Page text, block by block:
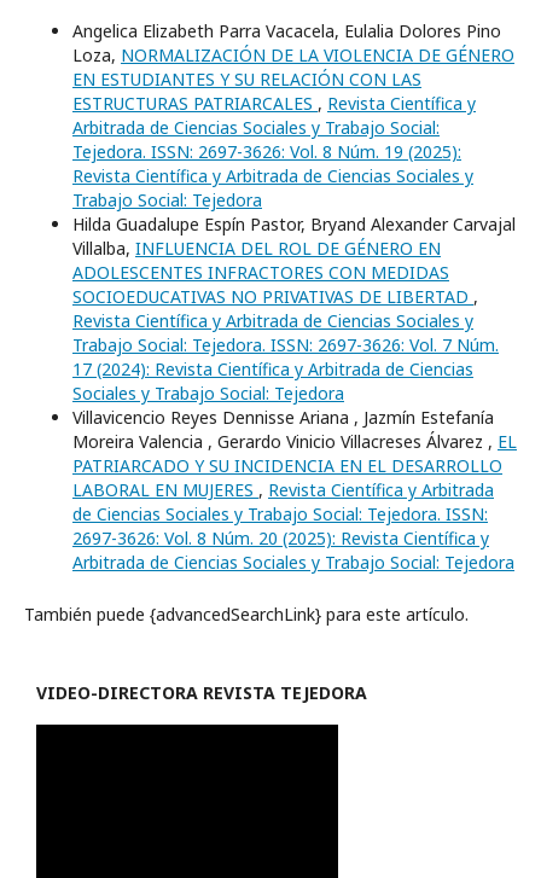
Angelica Elizabeth Parra Vacacela, Eulalia Dolores Pino
Loza, NORMALIZACIÓN DE LA VIOLENCIA DE GÉNERO
EN ESTUDIANTES Y SU RELACIÓN CON LAS
ESTRUCTURAS PATRIARCALES , Revista Científica y
Arbitrada de Ciencias Sociales y Trabajo Social:
Tejedora. ISSN: 2697-3626: Vol. 8 Núm. 19 (2025):
Revista Científica y Arbitrada de Ciencias Sociales y
Trabajo Social: Tejedora
Hilda Guadalupe Espín Pastor, Bryand Alexander Carvajal
Villalba, INFLUENCIA DEL ROL DE GÉNERO EN
ADOLESCENTES INFRACTORES CON MEDIDAS
SOCIOEDUCATIVAS NO PRIVATIVAS DE LIBERTAD ,
Revista Científica y Arbitrada de Ciencias Sociales y
Trabajo Social: Tejedora. ISSN: 2697-3626: Vol. 7 Núm.
17 (2024): Revista Científica y Arbitrada de Ciencias
Sociales y Trabajo Social: Tejedora
Villavicencio Reyes Dennisse Ariana , Jazmín Estefanía
Moreira Valencia , Gerardo Vinicio Villacreses Álvarez , EL
PATRIARCADO Y SU INCIDENCIA EN EL DESARROLLO
LABORAL EN MUJERES , Revista Científica y Arbitrada
de Ciencias Sociales y Trabajo Social: Tejedora. ISSN:
2697-3626: Vol. 8 Núm. 20 (2025): Revista Científica y
Arbitrada de Ciencias Sociales y Trabajo Social: Tejedora
También puede {advancedSearchLink} para este artículo.
VIDEO-DIRECTORA REVISTA TEJEDORA